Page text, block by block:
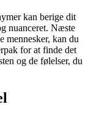
kan berige dit
nuanceret. Næste
mennesker, kan du
for at finde det
og de følelser, du